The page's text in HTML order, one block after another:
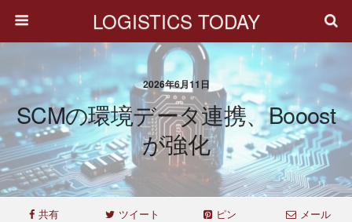
LOGISTICS TODAY
2026年6月11日
SCMの環境データ連携、Booost
が強化
共有 ツイート ピン メール